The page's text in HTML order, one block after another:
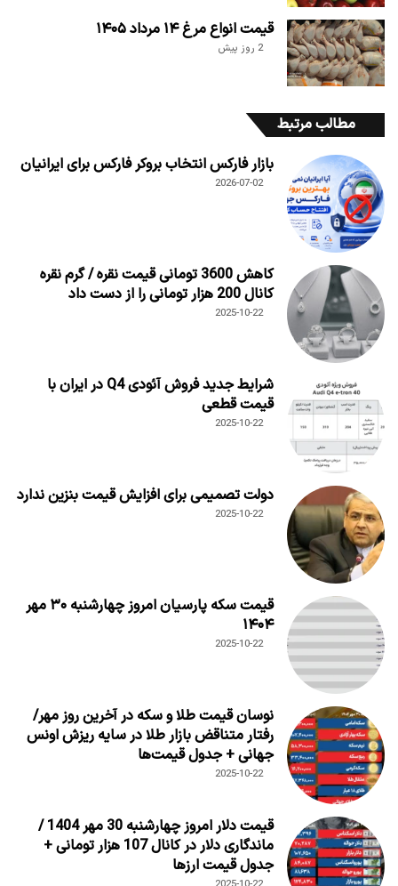
قیمت انواع مرغ ۱۴ مرداد ۱۴۰۵
2 روز پیش
مطالب مرتبط
بازار فارکس انتخاب بروکر فارکس برای ایرانیان
2026-07-02
کاهش 3600 تومانی قیمت نقره / گرم نقره
کانال 200 هزار تومانی را از دست داد
2025-10-22
شرایط جدید فروش آئودی Q4 در ایران با
قیمت قطعی
2025-10-22
دولت تصمیمی برای افزایش قیمت بنزین ندارد
2025-10-22
قیمت سکه پارسیان امروز چهارشنبه ۳۰ مهر
۱۴۰۴
2025-10-22
نوسان قیمت طلا و سکه در آخرین روز مهر/
رفتار متناقض بازار طلا در سایه ریزش اونس
جهانی + جدول قیمت‌ها
2025-10-22
قیمت دلار امروز چهارشنبه 30 مهر 1404 /
ماندگاری دلار در کانال 107 هزار تومانی +
جدول قیمت ارزها